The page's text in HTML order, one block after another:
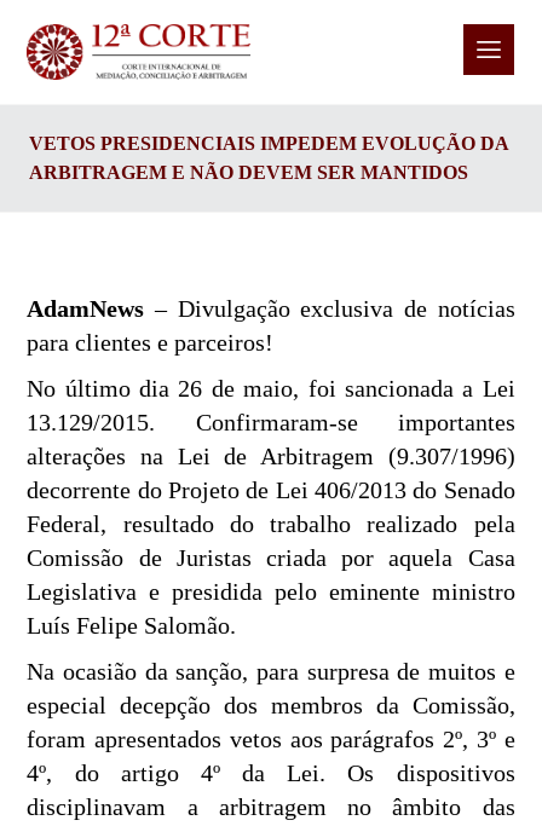
VETOS PRESIDENCIAIS IMPEDEM EVOLUÇÃO DA
ARBITRAGEM E NÃO DEVEM SER MANTIDOS
AdamNews – Divulgação exclusiva de notícias
para clientes e parceiros!
No último dia 26 de maio, foi sancionada a Lei
13.129/2015. Confirmaram-se importantes
alterações na Lei de Arbitragem (9.307/1996)
decorrente do Projeto de Lei 406/2013 do Senado
Federal, resultado do trabalho realizado pela
Comissão de Juristas criada por aquela Casa
Legislativa e presidida pelo eminente ministro
Luís Felipe Salomão.
Na ocasião da sanção, para surpresa de muitos e
especial decepção dos membros da Comissão,
foram apresentados vetos aos parágrafos 2º, 3º e
4º, do artigo 4º da Lei. Os dispositivos
disciplinavam a arbitragem no âmbito das